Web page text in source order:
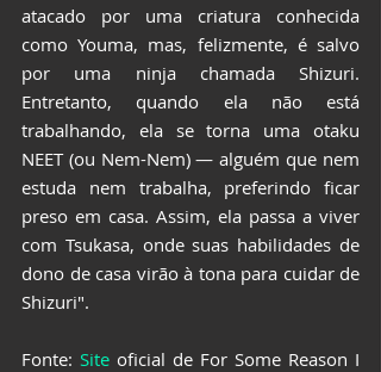
atacado por uma criatura conhecida
como Youma, mas, felizmente, é salvo
por uma ninja chamada Shizuri.
Entretanto, quando ela não está
trabalhando, ela se torna uma otaku
NEET (ou Nem-Nem) — alguém que nem
estuda nem trabalha, preferindo ficar
preso em casa. Assim, ela passa a viver
com Tsukasa, onde suas habilidades de
dono de casa virão à tona para cuidar de
Shizuri".
Fonte: Site oficial de For Some Reason I